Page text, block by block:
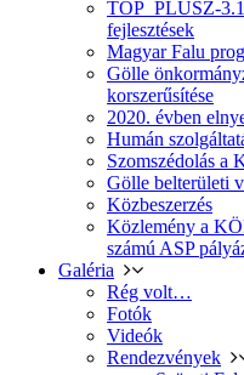
TOP_PLUSZ-
fejlesztések
Magyar Falu
Gölle
korszerűsítése
2020. évben
Humán
Szomszédolás a
Gölle belterületi
Közbeszerzés
Közlemény a
számú ASP
Galéria
Rég volt…
Fotók
Videók
Rendezvények